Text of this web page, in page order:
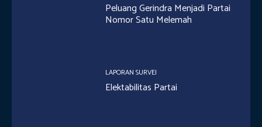
Peluang Gerindra Menjadi Partai
Nomor Satu Melemah
LAPORAN SURVEI
Elektabilitas Partai